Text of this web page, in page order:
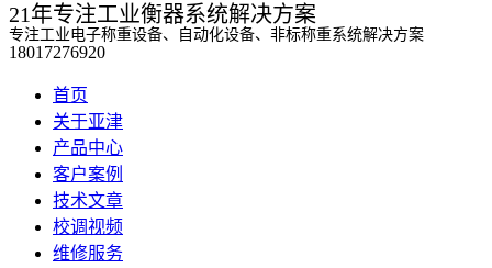
21年专注工业衡器系统解决方案
专注工业电子称重设备、自动化设备、非标称重系统解决方案
18017276920
首页
关于亚津
产品中心
客户案例
技术文章
校调视频
维修服务